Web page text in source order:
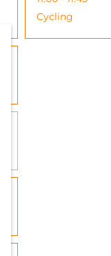
Cycling